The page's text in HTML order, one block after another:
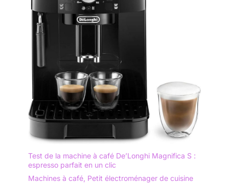
Test de la machine à café De’Longhi Magnifica S :
espresso parfait en un clic
Machines à café Petit électroménager de cuisine